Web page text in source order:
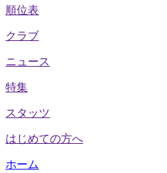
順位表
クラブ
ニュース
特集
スタッツ
はじめての方へ
ホーム